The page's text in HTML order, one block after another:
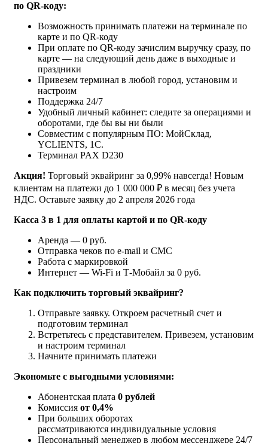
по QR-коду:
Возможность принимать платежи на терминале по
карте и по QR-коду
При оплате по QR-коду зачислим выручку сразу, по
карте — на следующий день даже в выходные и
праздники
Привезем терминал в любой город, установим и
настроим
Поддержка 24/7
Удобный личный кабинет: следите за операциями и
оборотами, где бы вы ни были
Совместим с популярным ПО: МойСклад,
YCLIENTS, 1С.
Терминал PAX D230
Акция! Торговый эквайринг за 0,99% навсегда! Новым
клиентам на платежи до 1 000 000 ₽ в месяц без учета
НДС. Оставьте заявку до 2 апреля 2026 года
Касса 3 в 1 для оплаты картой и по QR-коду
Аренда — 0 руб.
Отправка чеков по e-mail и СМС
Работа с маркировкой
Интернет — Wi-Fi и Т‑Мобайл за 0 руб.
Как подключить торговый эквайринг?
Отправьте заявку. Откроем расчетный счет и
подготовим терминал
Встретьтесь с представителем. Привезем, установим
и настроим терминал
Начните принимать платежи
Экономьте с выгодными условиями:
Абонентская плата 0 рублей
Комиссия от 0,4%
При больших оборотах
рассматриваются индивидуальные условия
Персональный менеджер в любом мессенджере 24/7